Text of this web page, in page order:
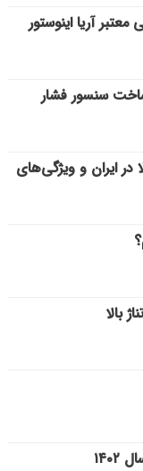
آریا اینوستور
سنسور فشار
در ایران و ویژگی‌های
بالا